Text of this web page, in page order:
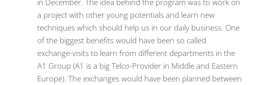
a project with other young potentials and learn new
techniques which should help us in our daily business. One
of the biggest benefits would have been so called
exchange-visits to learn from different departments in the
A1 Group (A1 is a big Telco-Provider in Middle and Eastern
Europe). The exchanges would have been planned between